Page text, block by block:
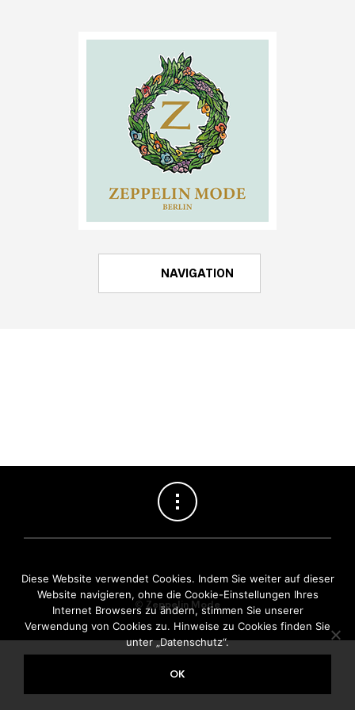
NAVIGATION
© Zeppelin Mode
Diese Website verwendet Cookies. Indem Sie weiter auf dieser
Website navigieren, ohne die Cookie-Einstellungen Ihres
Internet Browsers zu ändern, stimmen Sie unserer
Verwendung von Cookies zu. Hinweise zu Cookies finden Sie
unter „Datenschutz“.
OK